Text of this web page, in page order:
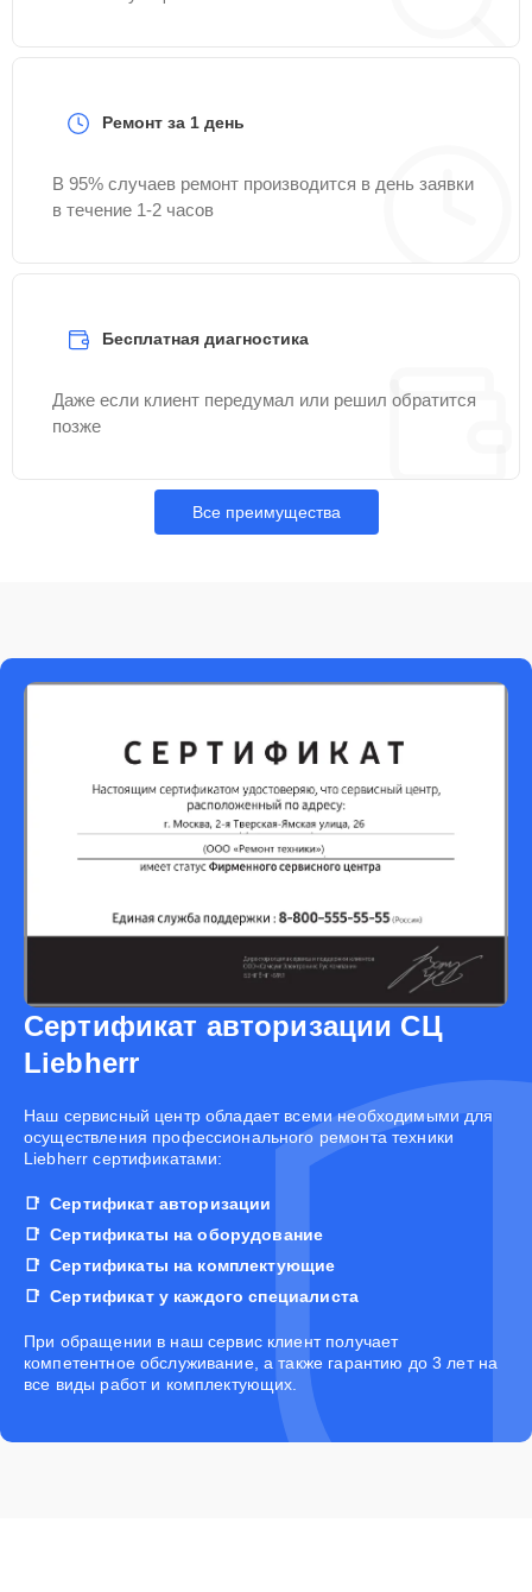
Ремонт за 1 день
В 95% случаев ремонт производится в день заявки
в течение 1-2 часов
Бесплатная диагностика
Даже если клиент передумал или решил обратится
позже
Все преимущества
Сертификат авторизации СЦ
Liebherr
Наш сервисный центр обладает всеми необходимыми для
осуществления профессионального ремонта техники
Liebherr сертификатами:
Сертификат авторизации
Сертификаты на оборудование
Сертификаты на комплектующие
Сертификат у каждого специалиста
При обращении в наш сервис клиент получает
компетентное обслуживание, а также гарантию до 3 лет на
все виды работ и комплектующих.